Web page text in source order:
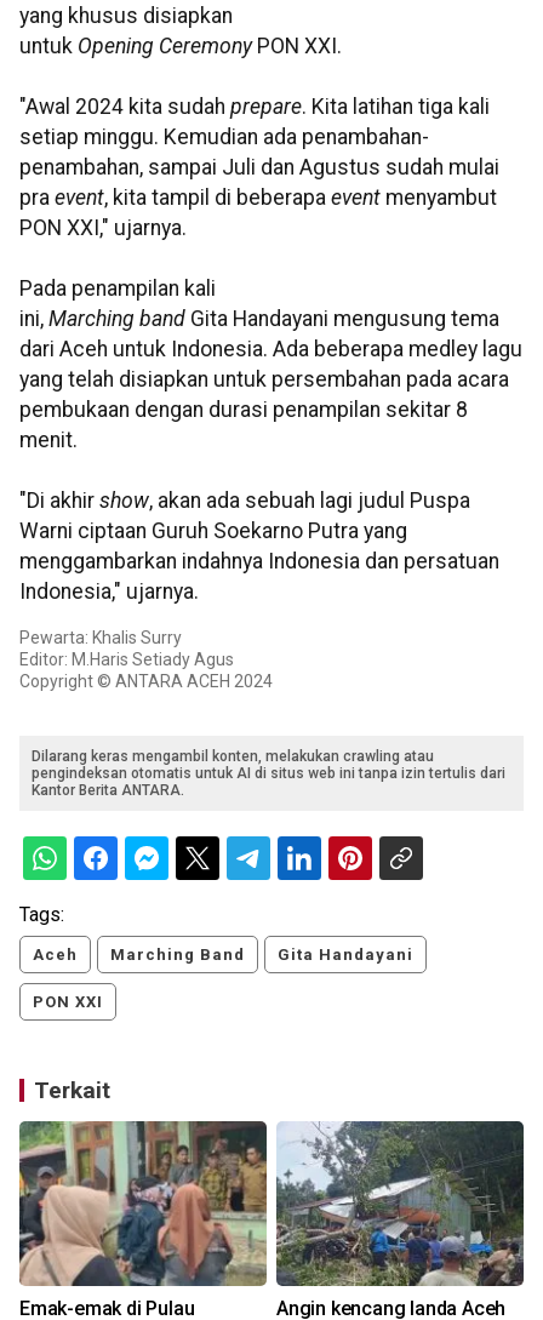
yang khusus disiapkan
untuk Opening CeremonyPON XXI.
"Awal 2024 kita sudah prepare. Kita latihan tiga kali
setiap minggu. Kemudian ada penambahan-
penambahan, sampai Juli dan Agustus sudah mulai
pra event, kita tampil di beberapa event menyambut
PON XXI," ujarnya.
Pada penampilan kali
ini, Marching band Gita Handayani mengusung tema
dari Aceh untuk Indonesia. Ada beberapa medley lagu
yang telah disiapkan untuk persembahan pada acara
pembukaan dengan durasi penampilan sekitar 8
menit.
"Di akhir show, akan ada sebuah lagi judul Puspa
Warni ciptaan Guruh Soekarno Putra yang
menggambarkan indahnya Indonesia dan persatuan
Indonesia," ujarnya.
Pewarta: Khalis Surry
Editor: M.Haris Setiady Agus
Copyright © ANTARA ACEH 2024
Dilarang keras mengambil konten, melakukan crawling atau
pengindeksan otomatis untuk AI di situs web ini tanpa izin tertulis dari
Kantor Berita ANTARA.
Tags:
Aceh Marching Band Gita Handayani
PON XXI
Terkait
Emak-emak di Pulau Angin kencang landa Aceh